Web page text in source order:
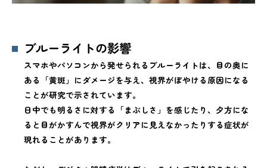
ブルーライトの影響
スマホやパソコンから発せられるブルーライトは、目の奥に
ある「黄斑」にダメージを与え、視界がぼやける原因になる
ことが研究で示されています。
日中でも明るさに対する「まぶしさ」を感じたり、夕方にな
ると目がかすんで視界がクリアに見えなかったりする症状が
現れることがあります。